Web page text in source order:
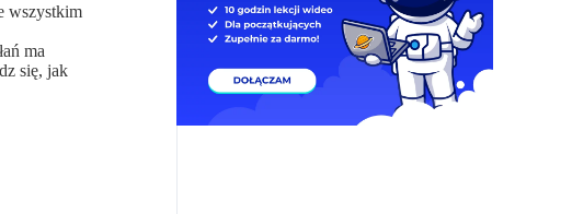
wszystkim
ma
się, jak